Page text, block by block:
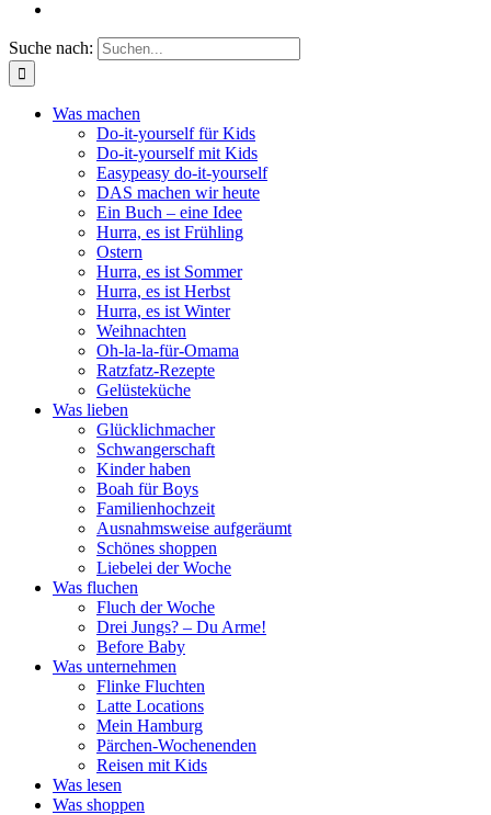
Suche nach:
Was machen
Do-it-yourself für Kids
Do-it-yourself mit Kids
Easypeasy do-it-yourself
DAS machen wir heute
Ein Buch – eine Idee
Hurra, es ist Frühling
Ostern
Hurra, es ist Sommer
Hurra, es ist Herbst
Hurra, es ist Winter
Weihnachten
Oh-la-la-für-Omama
Ratzfatz-Rezepte
Gelüsteküche
Was lieben
Glücklichmacher
Schwangerschaft
Kinder haben
Boah für Boys
Familienhochzeit
Ausnahmsweise aufgeräumt
Schönes shoppen
Liebelei der Woche
Was fluchen
Fluch der Woche
Drei Jungs? – Du Arme!
Before Baby
Was unternehmen
Flinke Fluchten
Latte Locations
Mein Hamburg
Pärchen-Wochenenden
Reisen mit Kids
Was lesen
Was shoppen